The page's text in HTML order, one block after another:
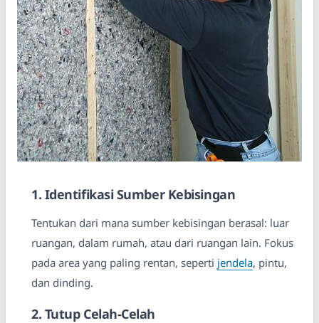
1. Identifikasi Sumber Kebisingan
Tentukan dari mana sumber kebisingan berasal: luar
ruangan, dalam rumah, atau dari ruangan lain. Fokus
pada area yang paling rentan, seperti jendela, pintu,
dan dinding.
2. Tutup Celah-Celah